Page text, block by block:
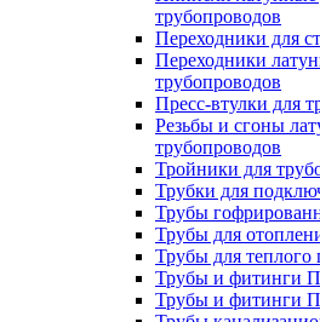
трубопроводов
Переходники для
Переходники
трубопроводов
Пресс-втулки для
Резьбы и сгоны
трубопроводов
Тройники для
Трубки для
Трубы
Трубы для
Трубы для теплого
Трубы и фитинги
Трубы и фитинги